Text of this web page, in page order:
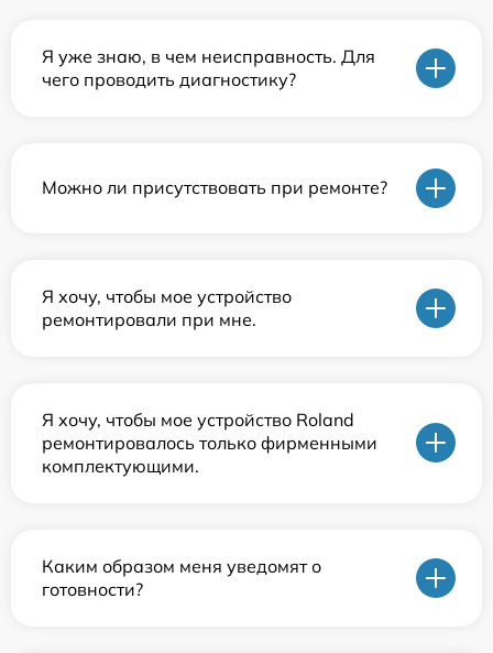
Я уже знаю, в чем неисправность. Для
чего проводить диагностику?
Можно ли присутствовать при ремонте?
Я хочу, чтобы мое устройство
ремонтировали при мне.
Я хочу, чтобы мое устройство Roland
ремонтировалось только фирменными
комплектующими.
Каким образом меня уведомят о
готовности?